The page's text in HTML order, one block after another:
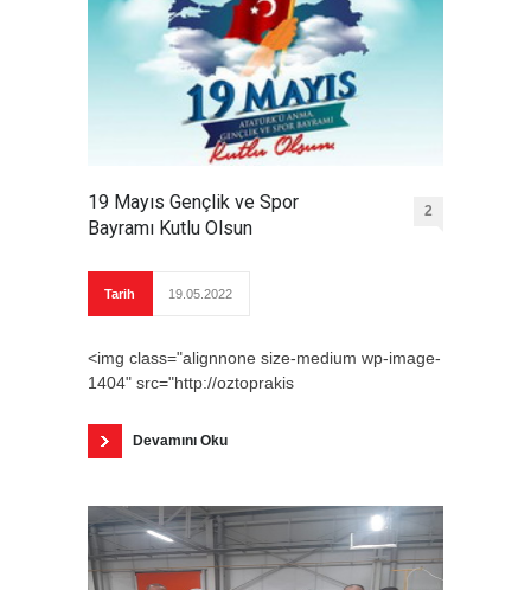
19 Mayıs Gençlik ve Spor
Bayramı Kutlu Olsun
2
Tarih 19.05.2022
<img class="alignnone size-medium wp-image-
1404" src="http://oztoprakis
Devamını Oku